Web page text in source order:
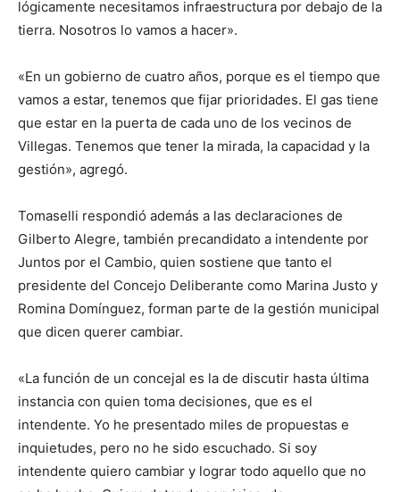
lógicamente necesitamos infraestructura por debajo de la
tierra. Nosotros lo vamos a hacer».
«En un gobierno de cuatro años, porque es el tiempo que
vamos a estar, tenemos que fijar prioridades. El gas tiene
que estar en la puerta de cada uno de los vecinos de
Villegas. Tenemos que tener la mirada, la capacidad y la
gestión», agregó.
Tomaselli respondió además a las declaraciones de
Gilberto Alegre, también precandidato a intendente por
Juntos por el Cambio, quien sostiene que tanto el
presidente del Concejo Deliberante como Marina Justo y
Romina Domínguez, forman parte de la gestión municipal
que dicen querer cambiar.
«La función de un concejal es la de discutir hasta última
instancia con quien toma decisiones, que es el
intendente. Yo he presentado miles de propuestas e
inquietudes, pero no he sido escuchado. Si soy
intendente quiero cambiar y lograr todo aquello que no